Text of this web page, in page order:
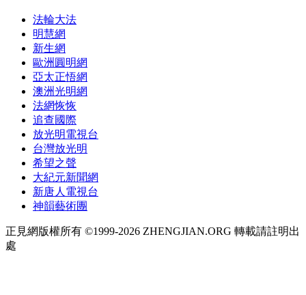
法輪大法
明慧網
新生網
歐洲圓明網
亞太正悟網
澳洲光明網
法網恢恢
追查國際
放光明電視台
台灣放光明
希望之聲
大紀元新聞網
新唐人電視台
神韻藝術團
正見網版權所有 ©1999-2026 ZHENGJIAN.ORG 轉載請註明出
處